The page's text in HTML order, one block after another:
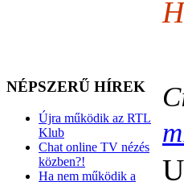
NÉPSZERŰ HÍREK
Újra működik az RTL
Klub
Chat online TV nézés
közben?!
Ha nem működik a